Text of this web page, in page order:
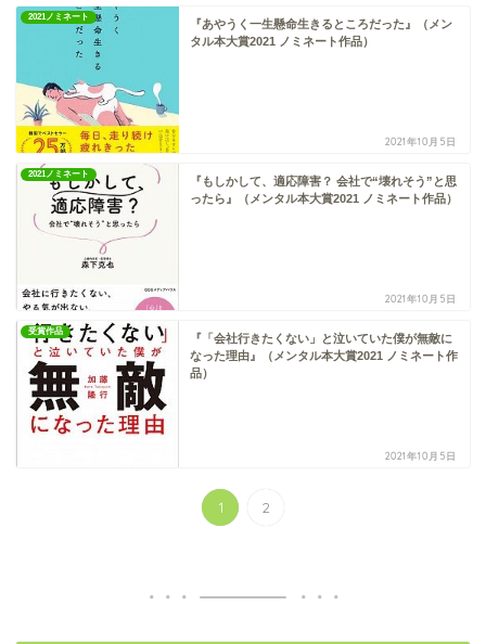
2021ノミネート
『あやうく一生懸命生きるところだった』（メン
タル本大賞2021 ノミネート作品）
2021年10月5日
2021ノミネート
『もしかして、適応障害？ 会社で“壊れそう”と思
ったら』（メンタル本大賞2021 ノミネート作品）
2021年10月5日
受賞作品
『「会社行きたくない」と泣いていた僕が無敵に
なった理由』（メンタル本大賞2021 ノミネート作
品）
2021年10月5日
1 2